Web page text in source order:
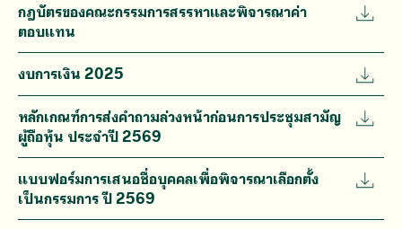
กฎบัตรของคณะกรรมการสรรหาและพิจารณาค่า
ตอบแทน
งบการเงิน 2025
หลักเกณฑ์การส่งคำถามล่วงหน้าก่อนการประชุมสามัญ
ผู้ถือหุ้น ประจำปี 2569
แบบฟอร์มการเสนอชื่อบุคคลเพื่อพิจารณาเลือกตั้ง
เป็นกรรมการ ปี 2569